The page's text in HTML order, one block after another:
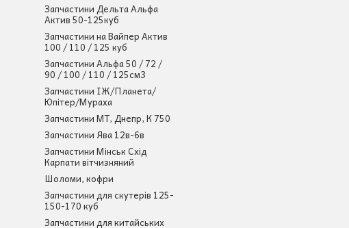
Запчастини Дельта Альфа
Актив 50-125куб
Запчастини на Вайпер Актив
100 / 110 / 125 куб
Запчастини Альфа 50 / 72 /
90 / 100 / 110 / 125см3
Запчастини ІЖ/Планета/
Юпітер/Мураха
Запчастини МТ, Днепр, К 750
Запчастини Ява 12в-6в
Запчастини Мінськ Схід
Карпати вітчизняний
Шоломи, кофри
Запчастини для скутерів 125-
150-170 куб
Запчастини для китайських